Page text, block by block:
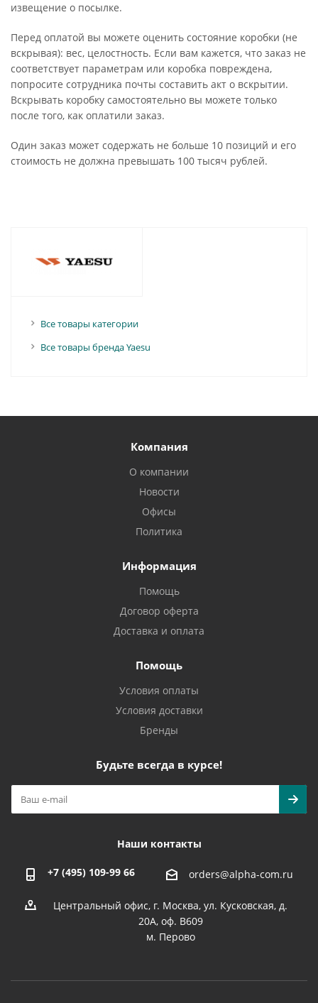
извещение о посылке.
Перед оплатой вы можете оценить состояние коробки (не
вскрывая): вес, целостность. Если вам кажется, что заказ не
соответствует параметрам или коробка повреждена,
попросите сотрудника почты составить акт о вскрытии.
Вскрывать коробку самостоятельно вы можете только
после того, как оплатили заказ.
Один заказ может содержать не больше 10 позиций и его
стоимость не должна превышать 100 тысяч рублей.
Все товары категории
Все товары бренда Yaesu
Компания
О компании
Новости
Офисы
Политика
Информация
Помощь
Договор оферта
Доставка и оплата
Помощь
Условия оплаты
Условия доставки
Бренды
Будьте всегда в курсе!
Наши контакты
+7 (495) 109-99 66 orders@alpha-com.ru
Центральный офис, г. Москва, ул. Кусковская, д.
20А, оф. В609
м. Перово